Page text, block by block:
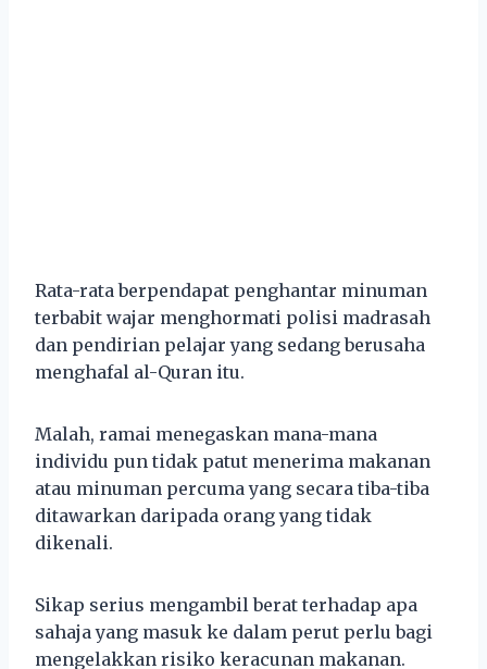
Rata-rata berpendapat penghantar minuman
terbabit wajar menghormati polisi madrasah
dan pendirian pelajar yang sedang berusaha
menghafal al-Quran itu.
Malah, ramai menegaskan mana-mana
individu pun tidak patut menerima makanan
atau minuman percuma yang secara tiba-tiba
ditawarkan daripada orang yang tidak
dikenali.
Sikap serius mengambil berat terhadap apa
sahaja yang masuk ke dalam perut perlu bagi
mengelakkan risiko keracunan makanan.